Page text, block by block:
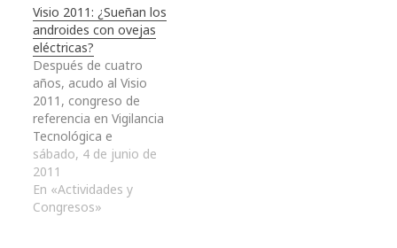
acumulados en el
pasado de forma que
puedan ser
compartidos. Ambos
enfoques son
complementarios por
lo que…
Visio 2011: ¿Sueñan los
androides con ovejas
eléctricas?
Después de cuatro
años, acudo al Visio
2011, congreso de
referencia en Vigilancia
Tecnológica e
Inteligencia
Competitiva en España,
llevándome un
sentimiento agridulce.
sábado, 4 de junio de
2011
En «Actividades y
Congresos»